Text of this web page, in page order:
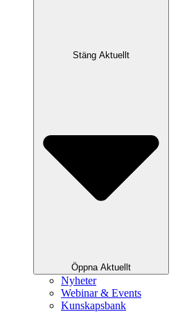
Stäng Aktuellt
Öppna Aktuellt
Nyheter
Webinar & Events
Kunskapsbank